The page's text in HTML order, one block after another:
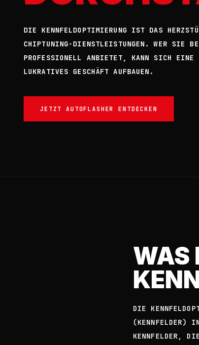
DIE KENNFELDOPTIMIERUNG IST DAS
CHIPTUNING-DIENSTLEISTUNGEN. WER SIE
PROFESSIONELL ANBIETET, KANN SICH EINE
LUKRATIVES GESCHÄFT AUFBAUEN.
JETZT AUTOFLASHER ENTDECKEN
WAS
DIE
(KENNFELDER)
KENNFELDER,